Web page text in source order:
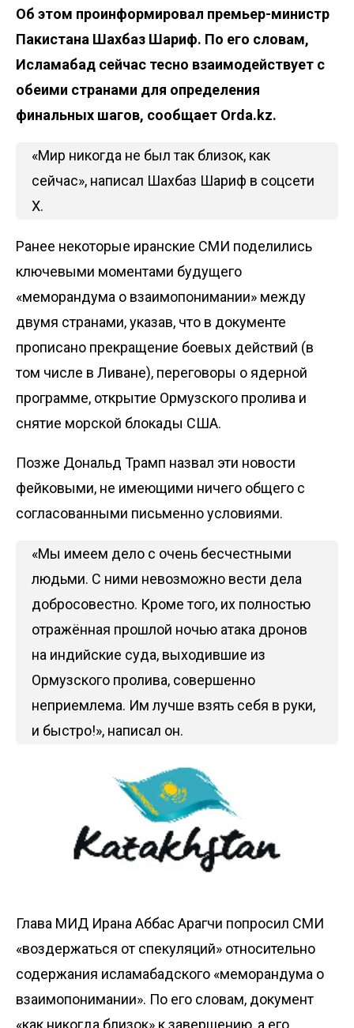
Об этом проинформировал премьер-министр
Пакистана Шахбаз Шариф. По его словам,
Исламабад сейчас тесно взаимодействует с
обеими странами для определения
финальных шагов, сообщает Orda.kz.
«Мир никогда не был так близок, как
сейчас», написал Шахбаз Шариф в соцсети
Х.
Ранее некоторые иранские СМИ поделились
ключевыми моментами будущего
«меморандума о взаимопонимании» между
двумя странами, указав, что в документе
прописано прекращение боевых действий (в
том числе в Ливане), переговоры о ядерной
программе, открытие Ормузского пролива и
снятие морской блокады США.
Позже Дональд Трамп назвал эти новости
фейковыми, не имеющими ничего общего с
согласованными письменно условиями.
«Мы имеем дело с очень бесчестными
людьми. С ними невозможно вести дела
добросовестно. Кроме того, их полностью
отражённая прошлой ночью атака дронов
на индийские суда, выходившие из
Ормузского пролива, совершенно
неприемлема. Им лучше взять себя в руки,
и быстро!», написал он.
Глава МИД Ирана Аббас Арагчи попросил СМИ
«воздержаться от спекуляций» относительно
содержания исламабадского «меморандума о
взаимопонимании». По его словам, документ
«как никогда близок» к завершению, а его